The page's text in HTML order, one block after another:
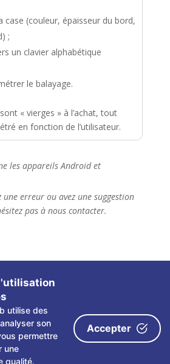
case (couleur, épaisseur du bord,
;
un clavier alphabétique
le balayage.
« vierges » à l’achat, tout
en fonction de l’utilisateur.
les appareils Android et
une erreur ou avez une suggestion
pas à nous contacter.
fiches tactiles du CRETH – Tous
utilise des
son
permettre
une
qualité.
Accepter